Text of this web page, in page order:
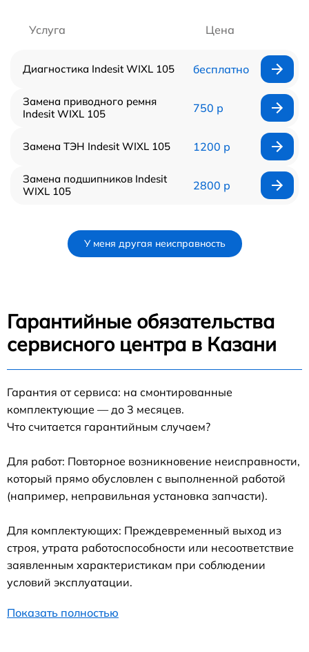
Услуга Цена
Диагностика Indesit WIXL 105 бесплатно
Замена приводного ремня
Indesit WIXL 105
750 р
Замена ТЭН Indesit WIXL 105 1200 р
Замена подшипников Indesit
WIXL 105
2800 р
У меня другая неисправность
Гарантийные обязательства
сервисного центра в Казани
Гарантия от сервиса: на смонтированные
комплектующие — до 3 месяцев.
Что считается гарантийным случаем?
Для работ: Повторное возникновение неисправности,
который прямо обусловлен с выполненной работой
(например, неправильная установка запчасти).
Для комплектующих: Преждевременный выход из
строя, утрата работоспособности или несоответствие
заявленным характеристикам при соблюдении
условий эксплуатации.
Показать полностью